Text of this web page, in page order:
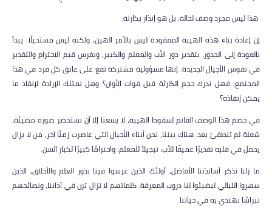
هذا ليس مجرد وصف لحالة، بل هو إنذار بكارثة.
إن إعادة بناء هذه الهيبة المفقودة ليس بالأمر الهين، ولكنه ليس مستحيلًا. يبدأ
بالعودة إلى الجذور، بتقدير دور الأب والمعلم والكبير، وبغرس قيم الاحترام والتقدير
في نفوس الأجيال الجديدة. إنها مسؤولية مشتركة تقع على عاتق كل فرد في هذا
المجتمع، فهل ندرك حجم الكارثة قبل فوات الأوان؟ وهل نمتلك الإرادة لإنقاذ ما
يمكن إنقاذه؟
في خضم هذا الوصف القاتم لسقوط الهيبة، لا يسعنا إلا أن نستحضر صورة مضيئة،
شعلة لم تنطفئ بعد. هناك بيننا، نحن أبناء الأجيال التي عاصرت زمنًا آخر، من لا يزال
يحمل في قلبه تقديرًا عميقًا للأب، تبجيلاً للمعلم، واحترامًا كبيرًا لكبار السن.
ما زلنا نذكر أساتذتنا الأفاضل، أولئك الذين غرسوا فينا بذور العلم والأخلاق، الذين
سهروا الليالي ليضيئوا لنا دروب المعرفة. كلماتهم لا تزال ترن في آذاننا، ونصائحهم
نبراسًا نهتدي به في حياتنا.